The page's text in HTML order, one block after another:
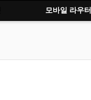
모바일 라우터